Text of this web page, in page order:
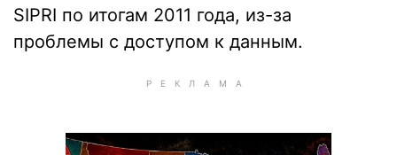
SIPRI по итогам 2011 года, из-за
проблемы с доступом к данным.